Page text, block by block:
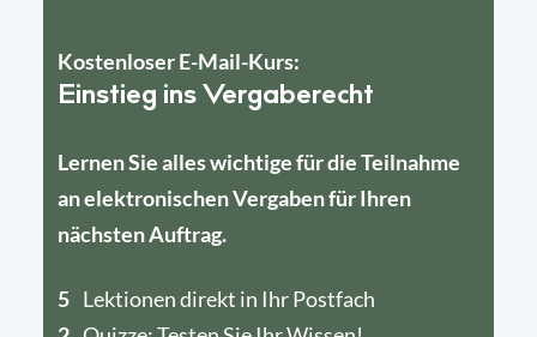
Kostenloser E-Mail-Kurs:
Einstieg ins Vergaberecht
Lernen Sie alles wichtige für die Teilnahme
an elektronischen Vergaben für Ihren
nächsten Auftrag.
5 Lektionen direkt in Ihr Postfach
4